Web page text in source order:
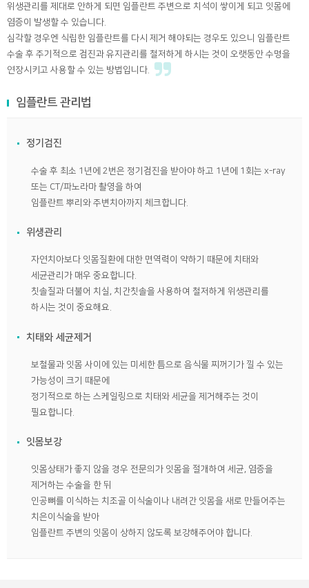
위생관리를 제대로 안하게 되면 임플란트 주변으로 치석이 쌓이게 되고 잇몸에
염증이 발생할 수 있습니다.
심각할 경우엔 식립한 임플란트를 다시 제거 해야되는 경우도 있으니 임플란트
수술 후 주기적으로 검진과 유지관리를 철저하게 하시는 것이 오랫동안 수명을
연장시키고 사용할 수 있는 방법입니다.
임플란트 관리법
정기검진
수술 후 최소 1년에 2번은 정기검진을 받아야 하고 1년에 1회는 x-ray
또는 CT/파노라마 촬영을 하여
임플란트 뿌리와 주변치아까지 체크합니다.
위생관리
자연치아보다 잇몸질환에 대한 면역력이 약하기 때문에 치태와
세균관리가 매우 중요합니다.
칫솔질과 더불어 치실, 치간칫솔을 사용하여 철저하게 위생관리를
하시는 것이 중요해요.
치태와 세균제거
보철물과 잇몸 사이에 있는 미세한 틈으로 음식물 찌꺼기가 낄 수 있는
가능성이 크기 때문에
정기적으로 하는 스케일링으로 치태와 세균을 제거해주는 것이
필요합니다.
잇몸보강
잇몸상태가 좋지 않을 경우 전문의가 잇몸을 절개하여 세균, 염증을
제거하는 수술을 한 뒤
인공뼈를 이식하는 치조골 이식술이나 내려간 잇몸을 새로 만들어주는
치은이식술을 받아
임플란트 주변의 잇몸이 상하지 않도록 보강해주어야 합니다.